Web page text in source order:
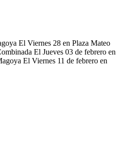
El Viernes 28 en Plaza Mateo
El Jueves 03 de febrero en
El Viernes 11 de febrero en